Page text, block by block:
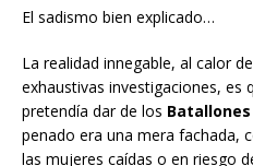
El sadismo bien explicado…
La realidad innegable, al calor
exhaustivas investigaciones, es
pretendía dar de los Batallones
penado era una mera fachada,
las mujeres caídas o en riesgo